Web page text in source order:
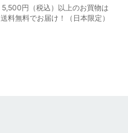
5,500円（税込）以上のお買物は
送料無料でお届け！（日本限定）